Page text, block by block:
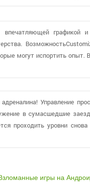
впечатляющей графикой
могут испортить
Управление
в сумасшедшие
проходить уровни
игры на